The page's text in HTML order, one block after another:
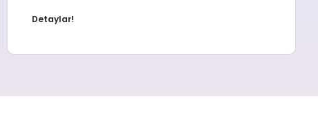
Detaylar!